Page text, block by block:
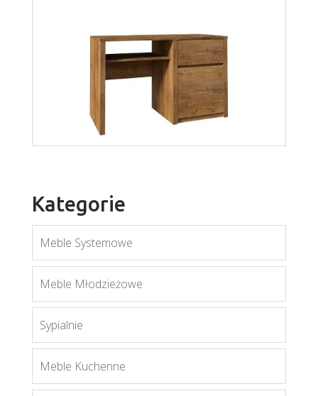
Montana KS3
Więcej
Więcej
Kategorie
Meble Systemowe
Meble Młodzieżowe
Sypialnie
Meble Kuchenne